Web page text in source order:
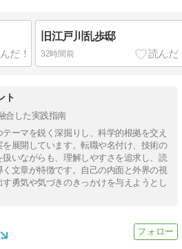
旧江戸川乱歩邸
32時間前
ト
合した実践指南
ーマを鋭く深掘りし、科学的根拠を交え
展開しています。転職や名付け、技術の
いながらも、理解しやすさを追求し、読
文章が特徴です。自己の内面と外界の視
勇気や気づきのきっかけを与えようとし